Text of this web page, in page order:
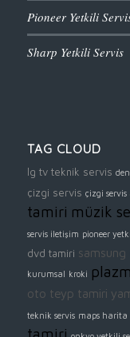
Pioneer Yetkili
Sharp Yetkili Servis
TAG CLOUD
lg tv teknik servis
çizgi servis çizgi servis
tamiri müzik
servis iletişim pioneer
dvd tamiri
kurumsal kroki
oto teyp tamiri
teknik servis maps harita